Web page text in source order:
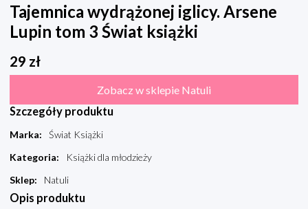
Tajemnica wydrążonej iglicy. Arsene
Lupin tom 3 Świat książki
29 zł
Zobacz w sklepie Natuli
Szczegóły produktu
Marka:
Świat Książki
Kategoria:
Książki dla młodzieży
Sklep: Natuli
Opis produktu